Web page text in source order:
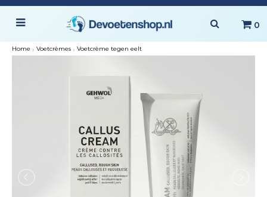
0
Home › Voetcrèmes › Voetcrème tegen eelt